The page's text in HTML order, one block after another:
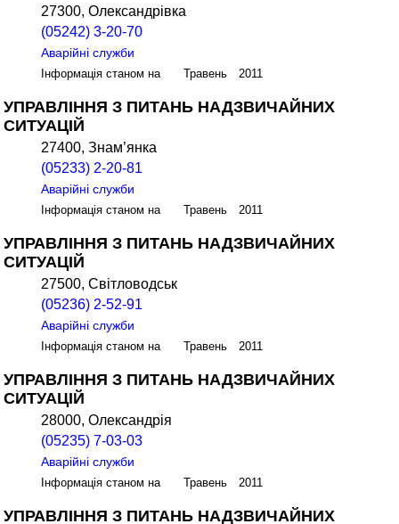
27300, Олександрівка
(05242) 3-20-70
Аварійні служби
Інформація станом на Травень 2011
УПРАВЛІННЯ З ПИТАНЬ НАДЗВИЧАЙНИХ
СИТУАЦІЙ
27400, Знам’янка
(05233) 2-20-81
Аварійні служби
Інформація станом на Травень 2011
УПРАВЛІННЯ З ПИТАНЬ НАДЗВИЧАЙНИХ
СИТУАЦІЙ
27500, Світловодськ
(05236) 2-52-91
Аварійні служби
Інформація станом на Травень 2011
УПРАВЛІННЯ З ПИТАНЬ НАДЗВИЧАЙНИХ
СИТУАЦІЙ
28000, Олександрія
(05235) 7-03-03
Аварійні служби
Інформація станом на Травень 2011
УПРАВЛІННЯ З ПИТАНЬ НАДЗВИЧАЙНИХ